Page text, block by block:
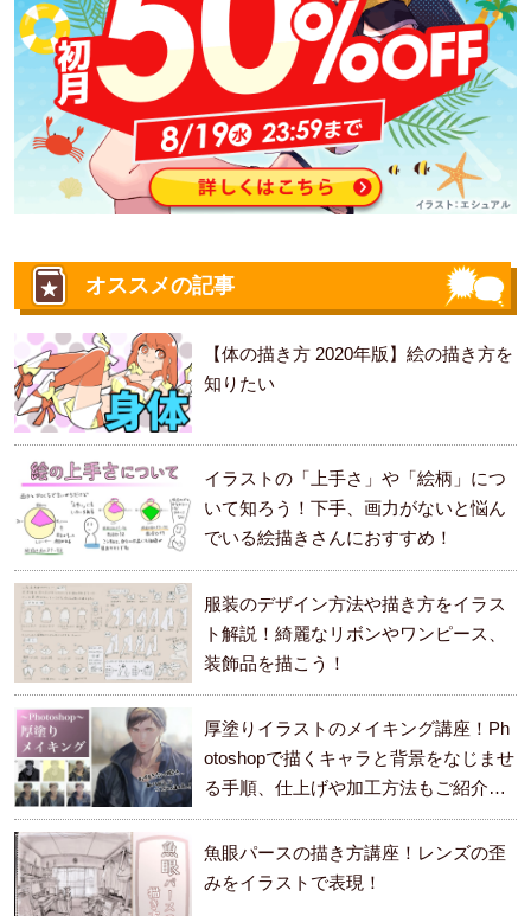
オススメの記事
【体の描き方 2020年版】絵の描き方を
知りたい
イラストの「上手さ」や「絵柄」につ
いて知ろう！下手、画力がないと悩ん
でいる絵描きさんにおすすめ！
服装のデザイン方法や描き方をイラス
ト解説！綺麗なリボンやワンピース、
装飾品を描こう！
厚塗りイラストのメイキング講座！Ph
otoshopで描くキャラと背景をなじませ
る手順、仕上げや加工方法もご紹介し
ます。
魚眼パースの描き方講座！レンズの歪
みをイラストで表現！